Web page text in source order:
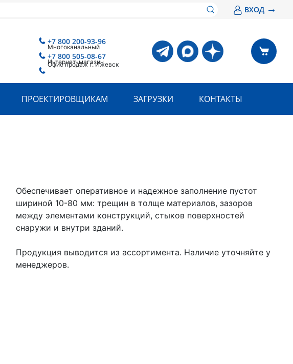
ВХОД →
+7 800 200-93-96
Многоканальный
+7 800 505-08-67
Интернет-магазин
Офис продаж г. Ижевск
ПРОЕКТИРОВЩИКАМ ЗАГРУЗКИ КОНТАКТЫ
Обеспечивает оперативное и надежное заполнение пустот
шириной 10-80 мм: трещин в толще материалов, зазоров
между элементами конструкций, стыков поверхностей
снаружи и внутри зданий.
Продукция выводится из ассортимента. Наличие уточняйте у
менеджеров.